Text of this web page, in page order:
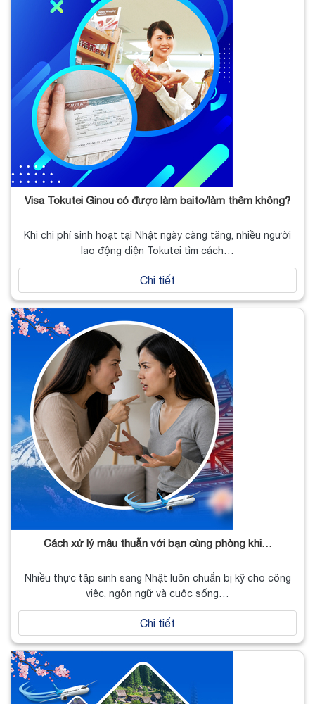
Visa Tokutei Ginou có được làm baito/làm thêm không?
Khi chi phí sinh hoạt tại Nhật ngày càng tăng, nhiều người
lao động diện Tokutei tìm cách…
Chi tiết
Cách xử lý mâu thuẫn với bạn cùng phòng khi…
Nhiều thực tập sinh sang Nhật luôn chuẩn bị kỹ cho công
việc, ngôn ngữ và cuộc sống…
Chi tiết